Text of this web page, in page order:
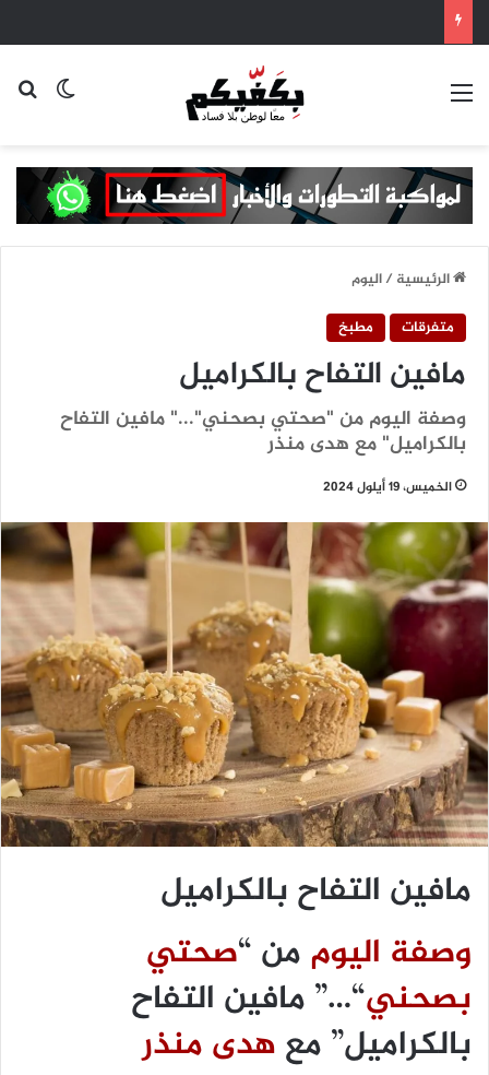
القائمة
الرئيسية/اليوم
متفرقات
مطبخ
مافين التفاح بالكراميل
وصفة اليوم من "صحتي بصحني"..." مافين التفاح
بالكراميل" مع هدى منذر
الخميس، 19 أيلول 2024
مافين التفاح بالكراميل
وصفة اليوم من “صحتي
بصحني“…” مافين التفاح
بالكراميل” مع هدى منذر